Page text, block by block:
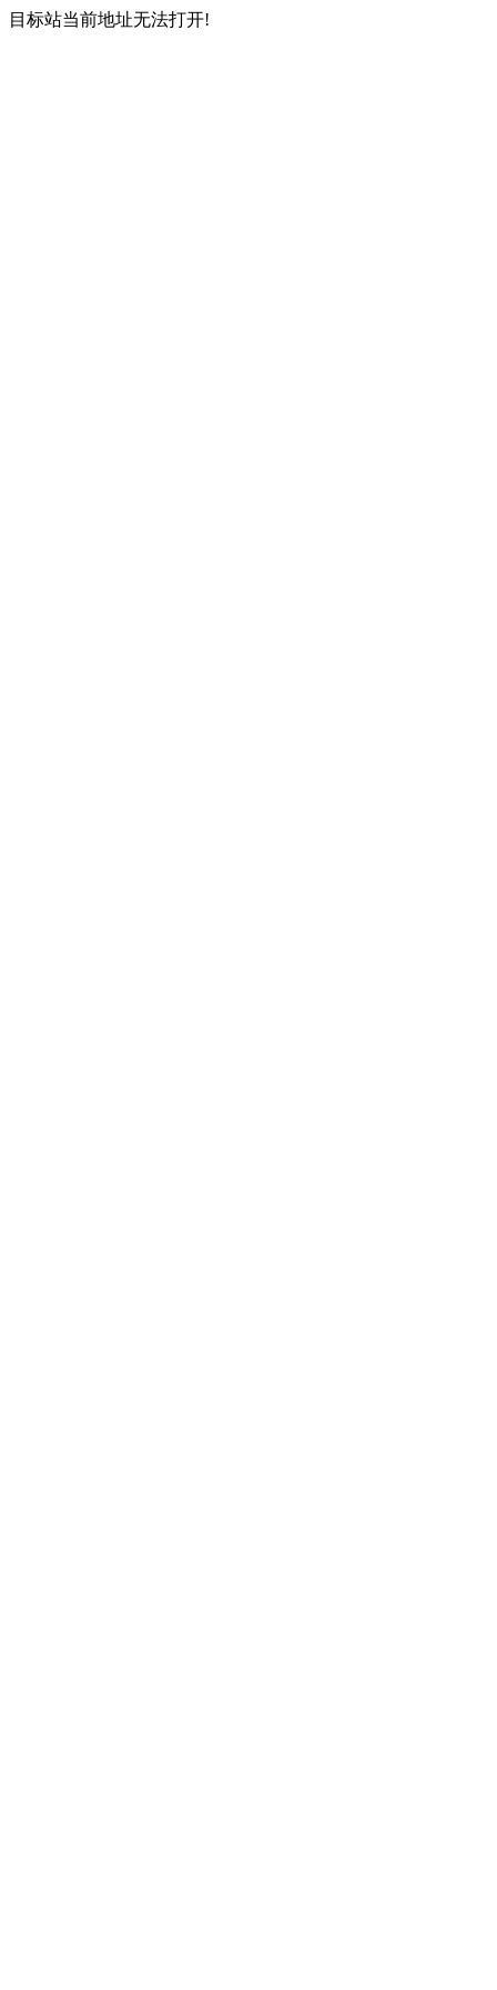
目标站当前地址无法打开!